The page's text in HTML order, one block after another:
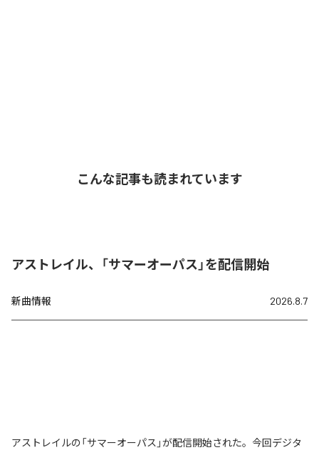
こんな記事も読まれています
アストレイル、「サマーオーパス」を配信開始
新曲情報 2026.8.7
アストレイルの「サマーオーパス」が配信開始された。今回デジタ